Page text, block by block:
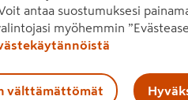
Lue lisää
antaa suostumuksesi
myöhemmin
välttämättömät